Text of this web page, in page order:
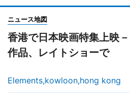
ニュース地図
香港で日本映画特集上映
作品、レイトショーで
Elements,kowloon,hong kong